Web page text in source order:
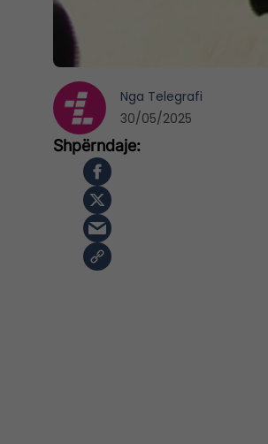
Nga Telegrafi
30/05/2025